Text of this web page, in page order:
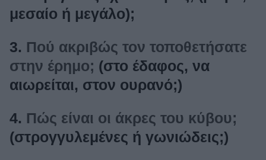
μεσαίο ή μεγάλο);
3. Πού ακριβώς τον τοποθετήσατε
στην έρημο; (στο έδαφος, να
αιωρείται, στον ουρανό;)
4. Πώς είναι οι άκρες του κύβου;
(στρογγυλεμένες ή γωνιώδεις;)